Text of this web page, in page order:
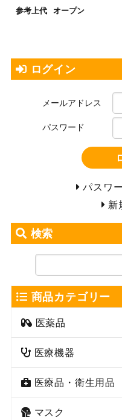
参考上代 オープン
ログイン
メールアドレス
パスワード
パスワ
新
検索
商品カテゴリー
医薬品
医療機器
医療品・衛生用品
マスク